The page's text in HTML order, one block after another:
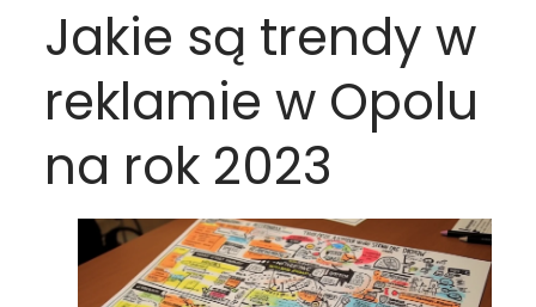
Jakie są trendy w
reklamie w Opolu
na rok 2023